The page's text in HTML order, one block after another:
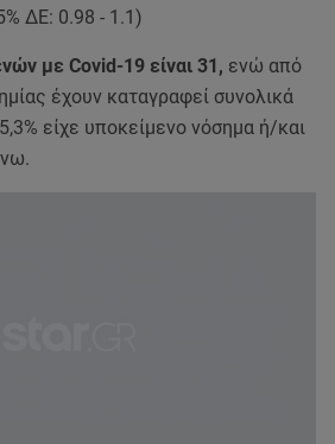
ΔΕ: 0.98 - 1.1)
με Covid-19 είναι 31, ενώ από
έχουν καταγραφεί συνολικά
είχε υποκείμενο νόσημα ή/και